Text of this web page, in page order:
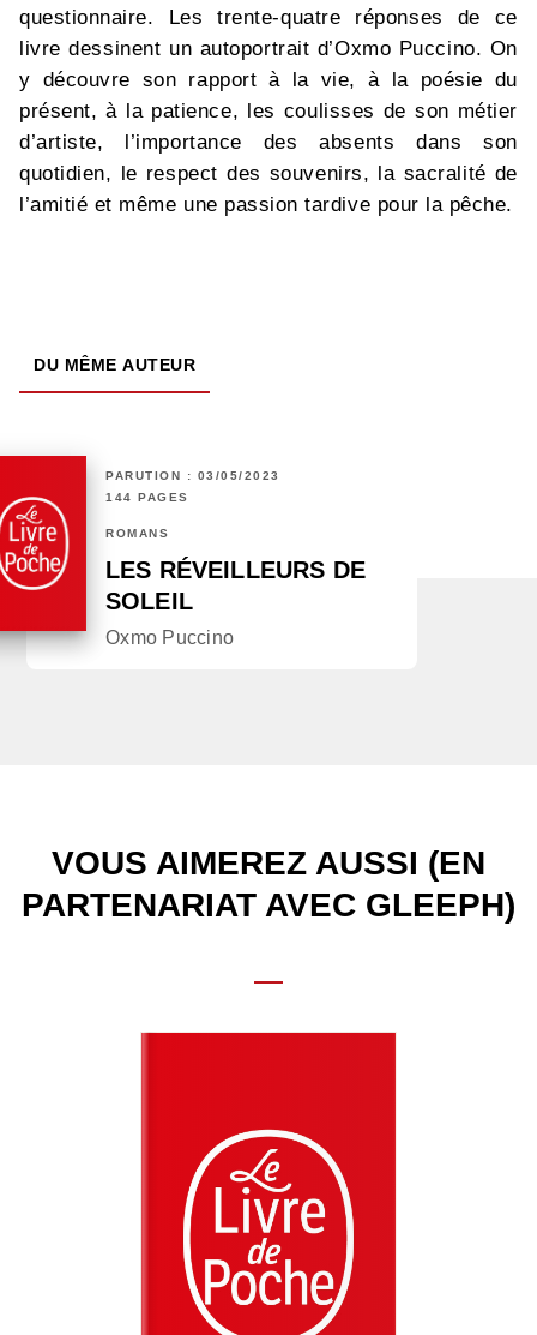
questionnaire. Les trente-quatre réponses de ce
livre dessinent un autoportrait d’Oxmo Puccino. On
y découvre son rapport à la vie, à la poésie du
présent, à la patience, les coulisses de son métier
d’artiste, l’importance des absents dans son
quotidien, le respect des souvenirs, la sacralité de
l’amitié et même une passion tardive pour la pêche.
DU MÊME AUTEUR
PARUTION : 03/05/2023
144 PAGES
ROMANS
LES RÉVEILLEURS DE
SOLEIL
Oxmo Puccino
VOUS AIMEREZ AUSSI (EN
PARTENARIAT AVEC GLEEPH)